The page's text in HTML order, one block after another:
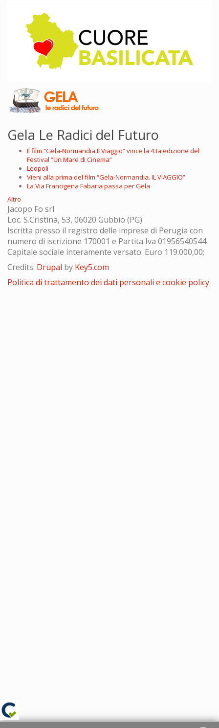
Gela Le Radici del Futuro
Il film “Gela-Normandia.Il Viaggio” vince la 43a edizione del
Festival “Un Mare di Cinema”
Leopoli
Vieni alla prima del film “Gela-Normandia. IL VIAGGIO”
La Via Francigena Fabaria passa per Gela
Altro
Jacopo Fo srl
Loc. S.Cristina, 53, 06020 Gubbio (PG)
Iscritta presso il registro delle imprese di Perugia con
numero di iscrizione 170001 e Partita Iva 01956540544
Capitale sociale interamente versato: Euro 119.000,00;
Credits: Drupal by Key5.com
Politica di trattamento dei dati personali e cookie policy